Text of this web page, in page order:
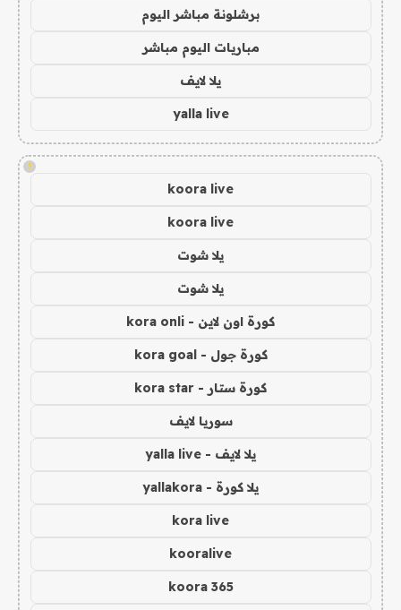
برشلونة مباشر اليوم
مباريات اليوم مباشر
يلا لايف
yalla live
!
koora live
koora live
يلا شوت
يلا شوت
كورة اون لاين - kora onli
كورة جول - kora goal
كورة ستار - kora star
سوريا لايف
يلا لايف - yalla live
يلا كورة - yallakora
kora live
kooralive
koora 365